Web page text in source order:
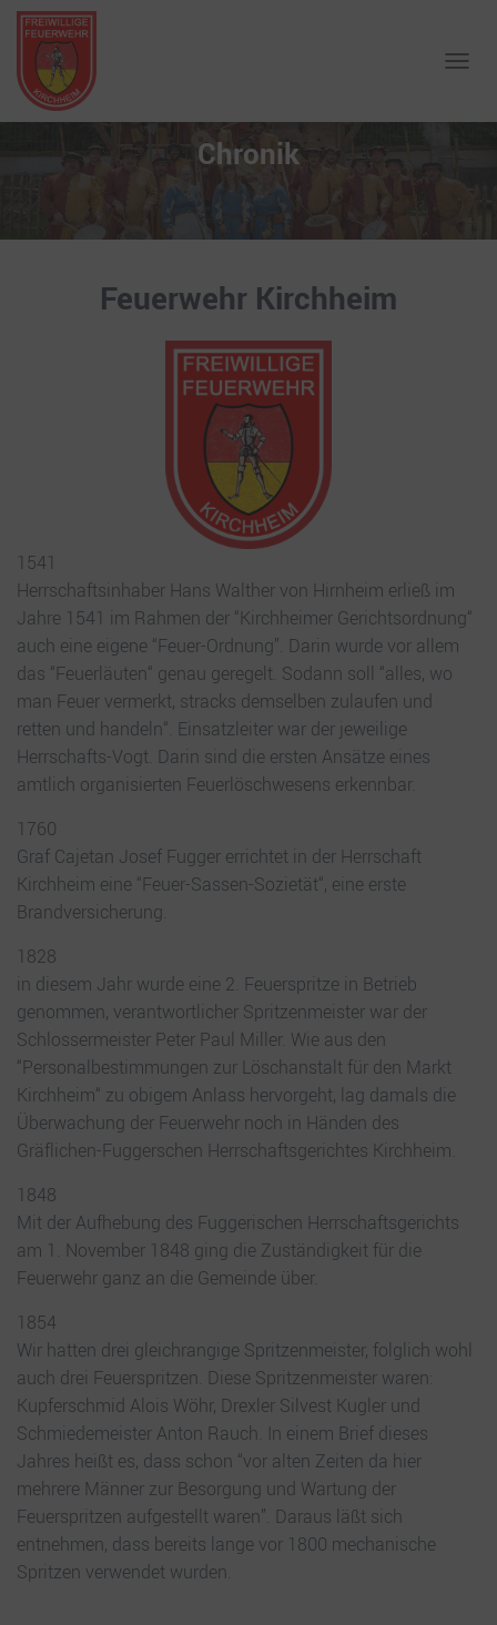
Chronik
Feuerwehr Kirchheim
1541
Herrschaftsinhaber Hans Walther von Hirnheim erließ im
Jahre 1541 im Rahmen der “Kirchheimer Gerichtsordnung“
auch eine eigene “Feuer-Ordnung”. Darin wurde vor allem
das “Feuerläuten“ genau geregelt. Sodann soll “alles, wo
man Feuer vermerkt, stracks demselben zulaufen und
retten und handeln“. Einsatzleiter war der jeweilige
Herrschafts-Vogt. Darin sind die ersten Ansätze eines
amtlich organisierten Feuerlöschwesens erkennbar.
1760
Graf Cajetan Josef Fugger errichtet in der Herrschaft
Kirchheim eine “Feuer-Sassen-Sozietät“, eine erste
Brandversicherung.
1828
in diesem Jahr wurde eine 2. Feuerspritze in Betrieb
genommen, verantwortlicher Spritzenmeister war der
Schlossermeister Peter Paul Miller. Wie aus den
“Personalbestimmungen zur Löschanstalt für den Markt
Kirchheim“ zu obigem Anlass hervorgeht, lag damals die
Überwachung der Feuerwehr noch in Händen des
Gräflichen-Fuggerschen Herrschaftsgerichtes Kirchheim.
1848
Mit der Aufhebung des Fuggerischen Herrschaftsgerichts
am 1. November 1848 ging die Zuständigkeit für die
Feuerwehr ganz an die Gemeinde über.
1854
Wir hatten drei gleichrangige Spritzenmeister, folglich wohl
auch drei Feuerspritzen. Diese Spritzenmeister waren:
Kupferschmid Alois Wöhr, Drexler Silvest Kugler und
Schmiedemeister Anton Rauch. In einem Brief dieses
Jahres heißt es, dass schon “vor alten Zeiten da hier
mehrere Männer zur Besorgung und Wartung der
Feuerspritzen aufgestellt waren”. Daraus läßt sich
entnehmen, dass bereits lange vor 1800 mechanische
Spritzen verwendet wurden.